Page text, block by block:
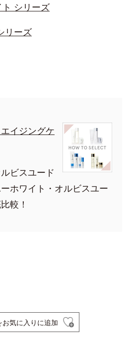
シリーズ
リーズ
イジングケ
ビスユード
ホワイト・オルビスユー
較！
お気に入りに追加